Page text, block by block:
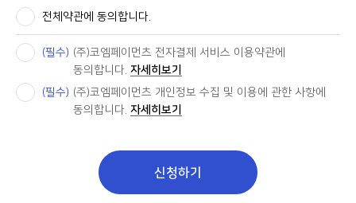
전체약관에 동의합니다.
(필수) (주)코엠페이먼츠 전자결제 서비스 이용약관에
동의합니다. 자세히보기
(필수) (주)코엠페이먼츠 개인정보 수집 및 이용에 관한 사항에
동의합니다. 자세히보기
신청하기